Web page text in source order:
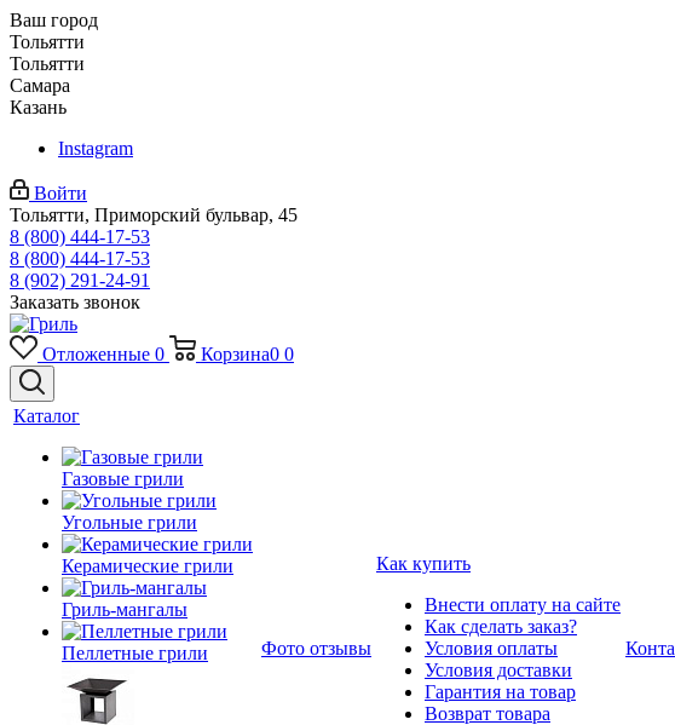
Ваш город
Тольятти
Тольятти
Самара
Казань
Instagram
Войти
Тольятти, Приморский бульвар, 45
8 (800) 444-17-53
8 (800) 444-17-53
8 (902) 291-24-91
Заказать звонок
Отложенные 0 Корзина0 0
Каталог
Газовые грили
Угольные грили
Керамические грили
Гриль-мангалы
Пеллетные грили Фото отзывы
Как купить
Внести оплату на сайте
Как сделать заказ?
Условия оплаты
Условия доставки
Гарантия на товар
Возврат товара